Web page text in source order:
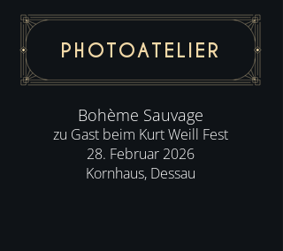
PHOTOATELIER
Bohème Sauvage
zu Gast beim Kurt Weill Fest
28. Februar 2026
Kornhaus, Dessau